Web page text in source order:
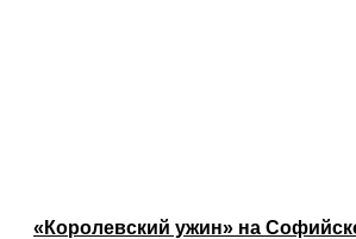
«Королевский ужин» на